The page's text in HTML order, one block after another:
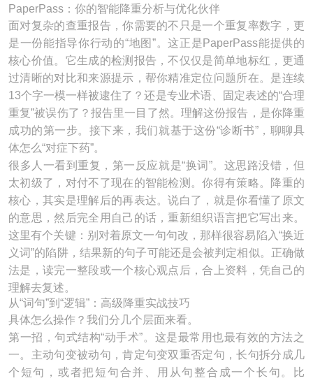
PaperPass：你的智能降重分析与优化伙伴
面对复杂的查重报告，你需要的不只是一个重复率数字，更
是一份能指导你行动的“地图”。这正是PaperPass能提供的
核心价值。它生成的检测报告，不仅仅是简单地标红，更通
过清晰的对比和来源提示，帮你精准定位问题所在。是连续
13个字一模一样被逮住了？还是专业术语、固定表述的“合理
重复”被误伤了？报告里一目了然。理解这份报告，是你降重
成功的第一步。接下来，我们就基于这份“诊断书”，聊聊具
体怎么“对症下药”。
很多人一看到重复，第一反应就是“换词”。这思路没错，但
太初级了，对付不了现在的智能检测。你得有策略。降重的
核心，其实是理解后的再表达。说白了，就是你看懂了原文
的意思，然后完全用自己的话，重新组织语言把它写出来。
这里有个关键：别对着原文一句句改，那样很容易陷入“换近
义词”的陷阱，结果新的句子可能还是会被判定相似。正确做
法是，读完一整段或一个核心观点后，合上资料，凭自己的
理解去复述。
从“词句”到“逻辑”：高级降重实战技巧
具体怎么操作？我们分几个层面来看。
第一招，句式结构“动手术”。这是最常用也最有效的方法之
一。主动句变被动句，肯定句变双重否定句，长句拆分成几
个短句，或者把短句合并、用从句整合成一个长句。比